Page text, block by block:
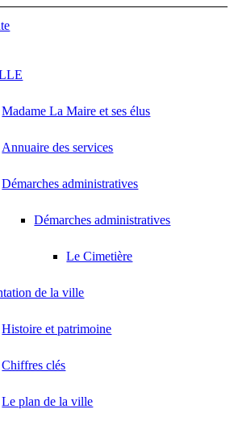
Madame La Maire et ses élus
Annuaire des services
Démarches administratives
Démarches administratives
Le Cimetière
de la ville
Histoire et patrimoine
Chiffres clés
Le plan de la ville